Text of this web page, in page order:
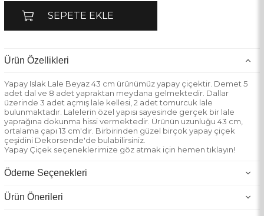
Ürün Özellikleri
Yapay Islak Lale Beyaz 43 cm ürünümüz yapay çiçektir. Demet 5
adet dal ve 8 adet yapraktan meydana gelmektedir. Dallar
üzerinde 3 adet açmış lale kellesi, 2 adet tomurcuk lale
bulunmaktadır. Lalelerin özel yapısı sayesinde gerçek bir lale
yaprağına dokunma hissi vermektedir. Ürünün uzunluğu 43 cm,
ortalama çapı 13 cm'dir. Birbirinden güzel birçok yapay çiçek
çeşidini Dekorsende'de bulabilirsiniz.
Yapay Çiçek seçeneklerimize göz atmak için hemen tıklayın!
Ödeme Seçenekleri
Ürün Önerileri